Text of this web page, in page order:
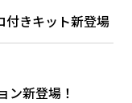
付きキット新登場
ン新登場！